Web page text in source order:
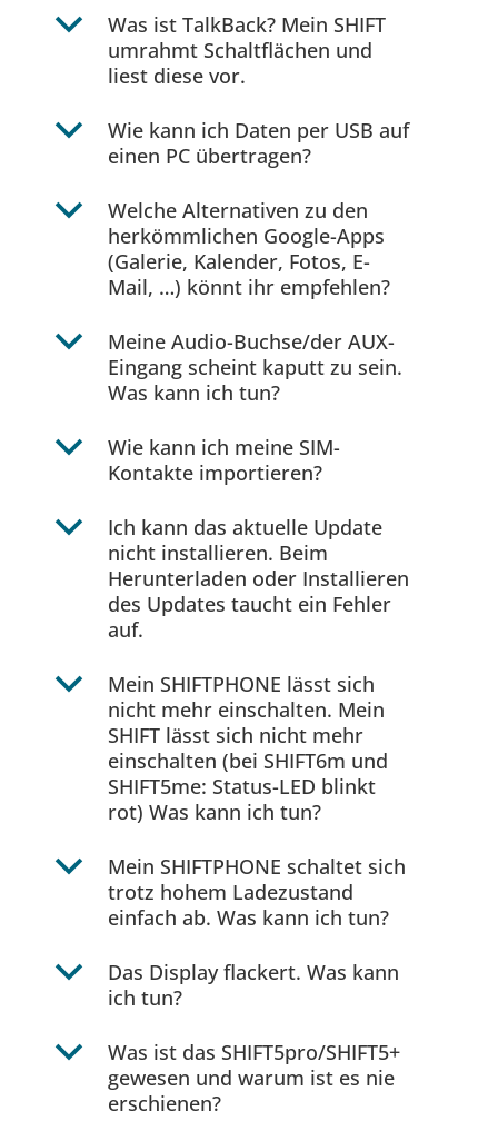
b
Was ist TalkBack? Mein SHIFT
umrahmt Schaltflächen und
liest diese vor.
b
Wie kann ich Daten per USB auf
einen PC übertragen?
b
Welche Alternativen zu den
herkömmlichen Google-Apps
(Galerie, Kalender, Fotos, E-
Mail, …) könnt ihr empfehlen?
b
Meine Audio-Buchse/der AUX-
Eingang scheint kaputt zu sein.
Was kann ich tun?
b
Wie kann ich meine SIM-
Kontakte importieren?
b
Ich kann das aktuelle Update
nicht installieren. Beim
Herunterladen oder Installieren
des Updates taucht ein Fehler
auf.
b
Mein SHIFTPHONE lässt sich
nicht mehr einschalten. Mein
SHIFT lässt sich nicht mehr
einschalten (bei SHIFT6m und
SHIFT5me: Status-LED blinkt
rot) Was kann ich tun?
b
Mein SHIFTPHONE schaltet sich
trotz hohem Ladezustand
einfach ab. Was kann ich tun?
b
Das Display flackert. Was kann
ich tun?
b
Was ist das SHIFT5pro/SHIFT5+
gewesen und warum ist es nie
erschienen?